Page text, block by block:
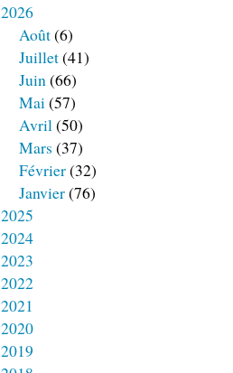
2026
Août(6)
Juillet(41)
Juin(66)
Mai(57)
Avril(50)
Mars (37)
Février(32)
Janvier(76)
2025
2024
2023
2022
2021
2020
2019